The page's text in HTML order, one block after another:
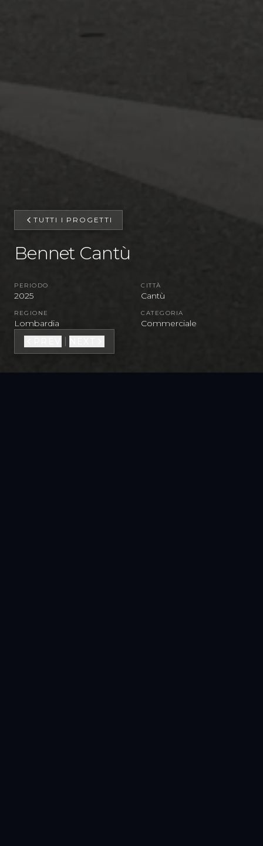
TUTTI I PROGETTI
Bennet Cantù
PERIODO
2025
CITTÀ
Cantù
REGIONE
Lombardia
CATEGORIA
Commerciale